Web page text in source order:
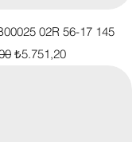
02R 56-17 145
İndirimli Fiyat
₺5.751,20